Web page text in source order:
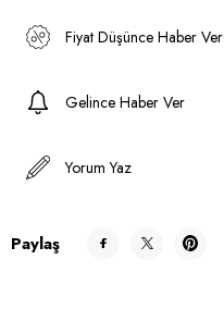
Fiyat Düşünce Haber Ver
Gelince Haber Ver
Yorum Yaz
Paylaş